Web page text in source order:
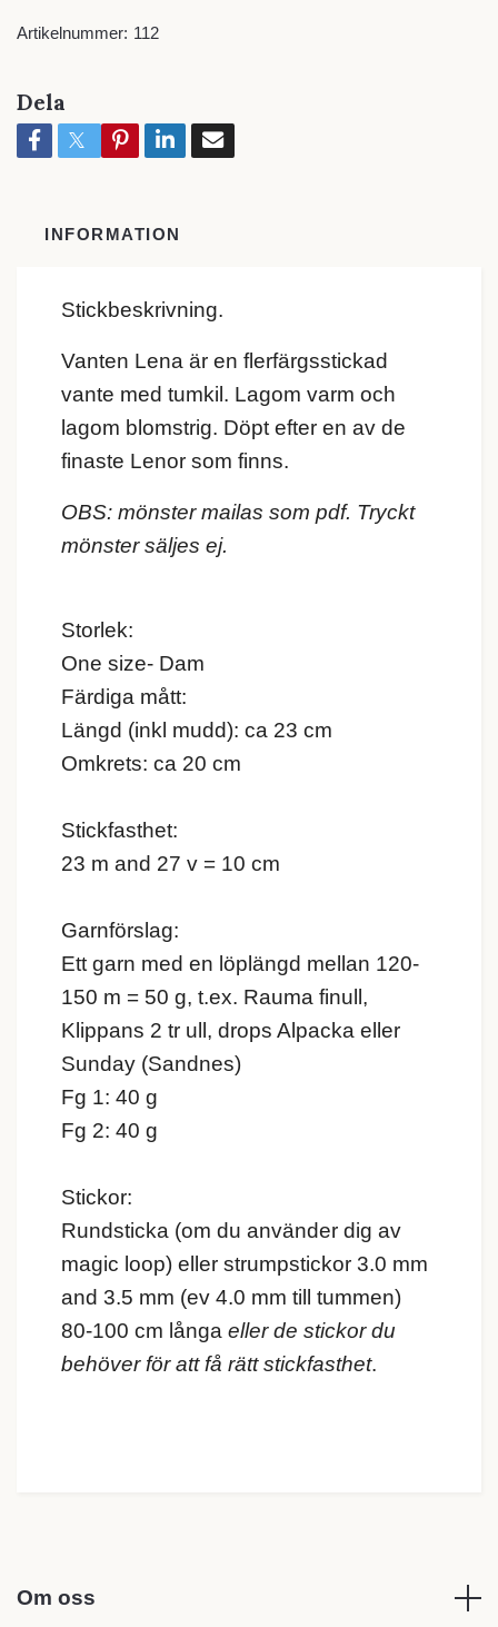
Artikelnummer: 112
Dela
INFORMATION
Stickbeskrivning.
Vanten Lena är en flerfärgsstickad
vante med tumkil. Lagom varm och
lagom blomstrig. Döpt efter en av de
finaste Lenor som finns.
OBS: mönster mailas som pdf. Tryckt
mönster säljes ej.
Storlek:
One size- Dam
Färdiga mått:
Längd (inkl mudd): ca 23 cm
Omkrets: ca 20 cm
Stickfasthet:
23 m and 27 v = 10 cm
Garnförslag:
Ett garn med en löplängd mellan 120-
150 m = 50 g, t.ex. Rauma finull,
Klippans 2 tr ull, drops Alpacka eller
Sunday (Sandnes)
Fg 1: 40 g
Fg 2: 40 g
Stickor:
Rundsticka (om du använder dig av
magic loop) eller strumpstickor 3.0 mm
and 3.5 mm (ev 4.0 mm till tummen)
80-100 cm långa eller de stickor du
behöver för att få rätt stickfasthet.
Om oss